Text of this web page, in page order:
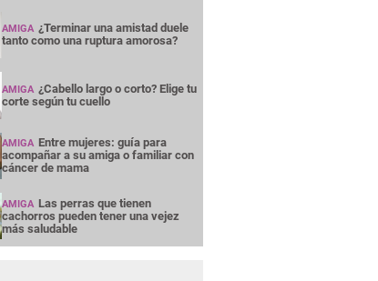
AMIGA ¿Terminar una amistad duele
tanto como una ruptura amorosa?
AMIGA ¿Cabello largo o corto? Elige tu
corte según tu cuello
AMIGA Entre mujeres: guía para
acompañar a su amiga o familiar con
cáncer de mama
AMIGA Las perras que tienen
cachorros pueden tener una vejez
más saludable